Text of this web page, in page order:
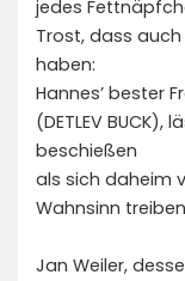
jedes
Trost, dass
haben:
Hannes’ bester
(DETLEV
beschießen
als sich daheim
Wahnsinn
Jan Weiler,